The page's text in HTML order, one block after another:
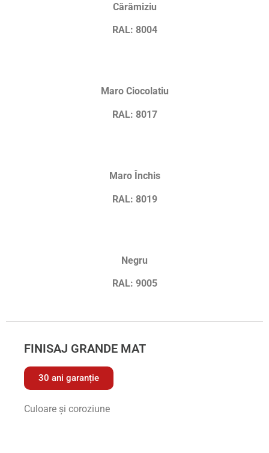
Cărămiziu
RAL: 8004
Maro Ciocolatiu
RAL: 8017
Maro Închis
RAL: 8019
Negru
RAL: 9005
FINISAJ GRANDE MAT
30 ani garanție
Culoare și coroziune